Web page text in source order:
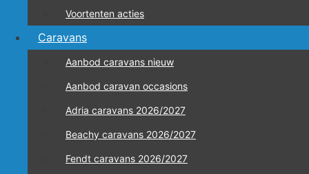
Voortenten acties
Caravans
Aanbod caravans nieuw
Aanbod caravan occasions
Adria caravans 2026/2027
Beachy caravans 2026/2027
Fendt caravans 2026/2027
Algemeen